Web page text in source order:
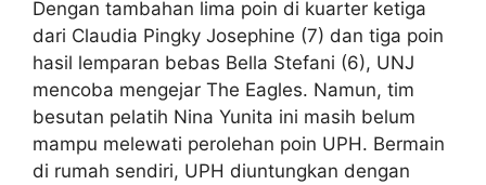
Dengan tambahan lima poin di kuarter ketiga
dari Claudia Pingky Josephine (7) dan tiga poin
hasil lemparan bebas Bella Stefani (6), UNJ
mencoba mengejar The Eagles. Namun, tim
besutan pelatih Nina Yunita ini masih belum
mampu melewati perolehan poin UPH. Bermain
di rumah sendiri, UPH diuntungkan dengan